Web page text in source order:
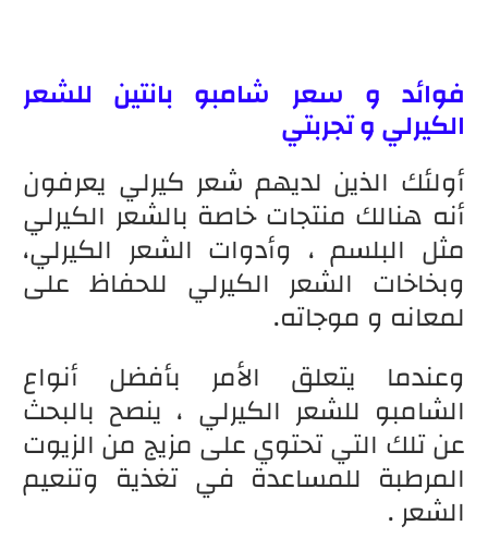
فوائد و سعر شامبو بانتين للشعر
الكيرلي و تجربتي
أولئك الذين لديهم شعر كيرلي يعرفون
أنه هنالك منتجات خاصة بالشعر الكيرلي
مثل البلسم ، وأدوات الشعر الكيرلي،
وبخاخات الشعر الكيرلي للحفاظ على
لمعانه و موجاته.
وعندما يتعلق الأمر بأفضل أنواع
الشامبو للشعر الكيرلي ، ينصح بالبحث
عن تلك التي تحتوي على مزيج من الزيوت
المرطبة للمساعدة في تغذية وتنعيم
الشعر .